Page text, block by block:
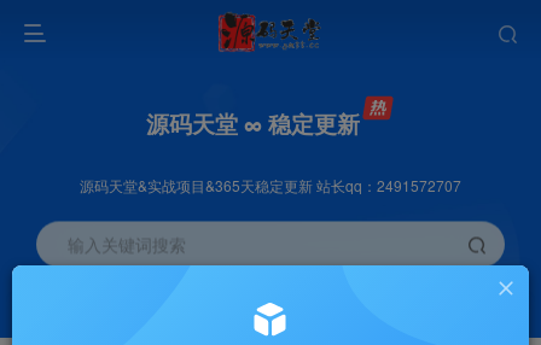
源码天堂 ∞ 稳定更新
源码天堂&实战项目&365天稳定更新 站长qq：2491572707
输入关键词搜索